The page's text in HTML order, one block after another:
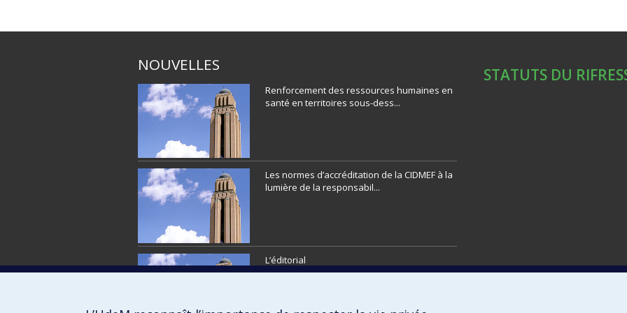
NOUVELLES
Renforcement des ressources humaines en
santé en territoires sous-dess...
Les normes d’accréditation de la CIDMEF à la
lumière de la responsabil...
L’éditorial
STATUTS DU